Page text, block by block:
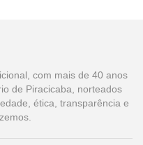
com mais de 40 anos
de Piracicaba, norteados
ética, transparência e